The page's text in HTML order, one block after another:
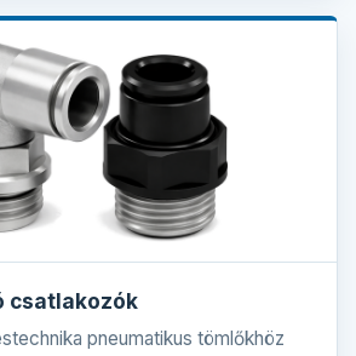
csatlakozók
pneumatikus tömlőkhöz